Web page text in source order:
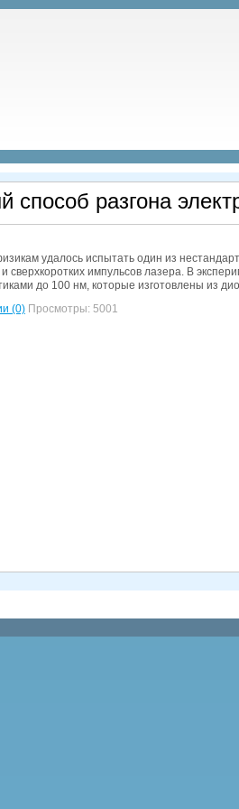
способ разгона
удалось испытать один из
сверхкоротких импульсов лазера. В
до 100 нм, которые изготовлены из
(0) Просмотры: 5001